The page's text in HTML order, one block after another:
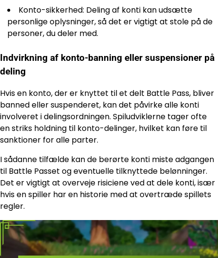
Konto-sikkerhed: Deling af konti kan udsætte
personlige oplysninger, så det er vigtigt at stole på de
personer, du deler med.
Indvirkning af konto-banning eller suspensioner på
deling
Hvis en konto, der er knyttet til et delt Battle Pass, bliver
banned eller suspenderet, kan det påvirke alle konti
involveret i delingsordningen. Spiludviklerne tager ofte
en striks holdning til konto-delinger, hvilket kan føre til
sanktioner for alle parter.
I sådanne tilfælde kan de berørte konti miste adgangen
til Battle Passet og eventuelle tilknyttede belønninger.
Det er vigtigt at overveje risiciene ved at dele konti, især
hvis en spiller har en historie med at overtræde spillets
regler.